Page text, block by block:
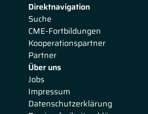
Direktnavigation
Suche
CME-Fortbildungen
Kooperationspartner
Partner
Über uns
Jobs
Impressum
Datenschutzerklärung